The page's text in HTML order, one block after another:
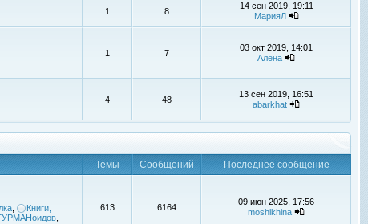
1 8
14 сен 2019, 19:11
МарияЛ
1 7
03 окт 2019, 14:01
Алёна
4 48
13 сен 2019, 16:51
abarkhat
Темы Сообщений
Последнее сообщение
Книги,
613 6164
09 июн 2025, 17:56
moshikhina